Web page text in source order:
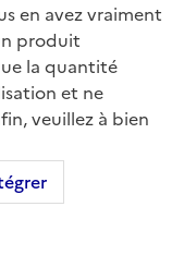
en avez vraiment
produit
la quantité
et ne
veuillez à bien